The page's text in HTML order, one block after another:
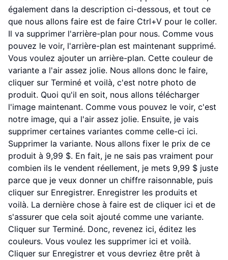
également dans la description ci-dessous, et tout ce
que nous allons faire est de faire Ctrl+V pour le coller.
Il va supprimer l'arrière-plan pour nous. Comme vous
pouvez le voir, l'arrière-plan est maintenant supprimé.
Vous voulez ajouter un arrière-plan. Cette couleur de
variante a l'air assez jolie. Nous allons donc le faire,
cliquer sur Terminé et voilà, c'est notre photo de
produit. Quoi qu'il en soit, nous allons télécharger
l'image maintenant. Comme vous pouvez le voir, c'est
notre image, qui a l'air assez jolie. Ensuite, je vais
supprimer certaines variantes comme celle-ci ici.
Supprimer la variante. Nous allons fixer le prix de ce
produit à 9,99 $. En fait, je ne sais pas vraiment pour
combien ils le vendent réellement, je mets 9,99 $ juste
parce que je veux donner un chiffre raisonnable, puis
cliquer sur Enregistrer. Enregistrer les produits et
voilà. La dernière chose à faire est de cliquer ici et de
s'assurer que cela soit ajouté comme une variante.
Cliquer sur Terminé. Donc, revenez ici, éditez les
couleurs. Vous voulez les supprimer ici et voilà.
Cliquer sur Enregistrer et vous devriez être prêt à